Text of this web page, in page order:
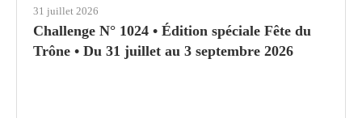
31 juillet 2026
Challenge N° 1024 • Édition spéciale Fête du
Trône • Du 31 juillet au 3 septembre 2026